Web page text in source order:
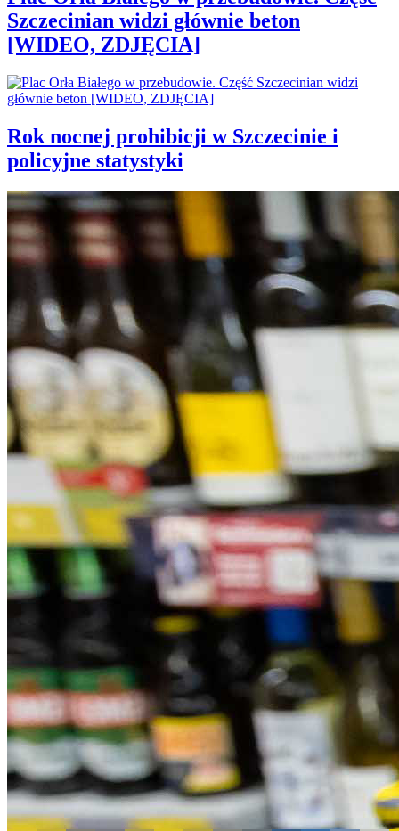
Szczecinian widzi głównie beton
[WIDEO, ZDJĘCIA]
Rok nocnej prohibicji w Szczecinie i
policyjne statystyki